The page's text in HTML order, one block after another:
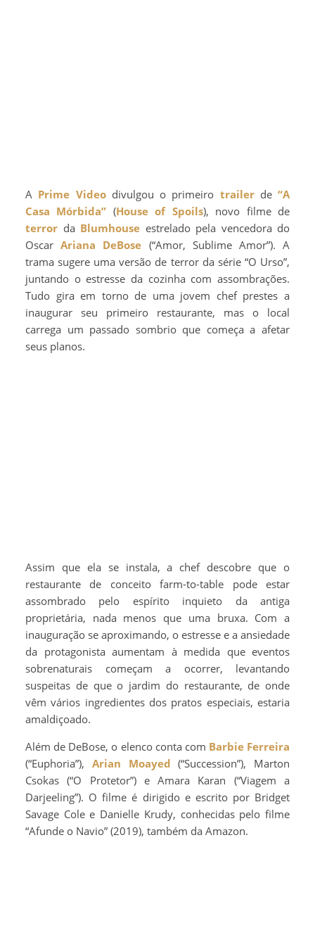
Prime Videodivulgou o primeiro trailerde “A
Casa Mórbida” (House of Spoils), novo filme de
terror da Blumhouse estrelado pela vencedora do
OscarAriana DeBose (“Amor, Sublime Amor”). A
trama sugere uma versão de terror da série “O Urso”,
juntando o estresse da cozinha com assombrações.
Tudo gira em torno de uma jovem chef prestes a
inaugurar seu primeiro restaurante, mas o local
carrega um passado sombrio que começa a afetar
seus planos.
Assim que ela se instala, a chef descobre que o
restaurante de conceito farm-to-table pode estar
assombrado pelo espírito inquieto da antiga
proprietária, nada menos que uma bruxa. Com a
inauguração se aproximando, o estresse e a ansiedade
da protagonista aumentam à medida que eventos
sobrenaturais começam a ocorrer, levantando
suspeitas de que o jardim do restaurante, de onde
vêm vários ingredientes dos pratos especiais, estaria
amaldiçoado.
Além de DeBose, o elenco conta com Barbie Ferreira
(“Euphoria”), Arian Moayed (“Succession”), Marton
Csokas (“O Protetor”) e Amara Karan (“Viagem a
Darjeeling”). O filme é dirigido e escrito por Bridget
Savage Cole e Danielle Krudy, conhecidas pelo filme
“Afunde o Navio” (2019), também da Amazon.